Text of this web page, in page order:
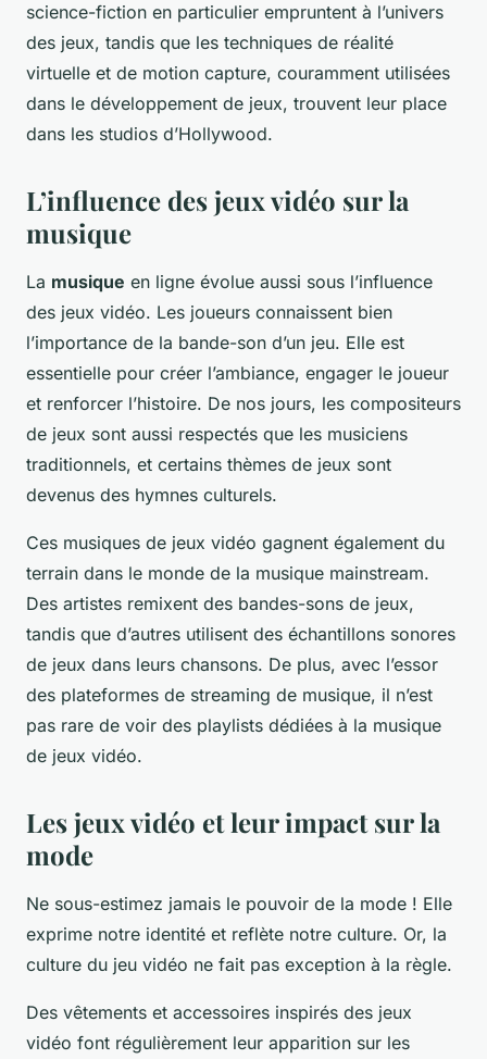
science-fiction en particulier empruntent à l’univers
des jeux, tandis que les techniques de réalité
virtuelle et de motion capture, couramment utilisées
dans le développement de jeux, trouvent leur place
dans les studios d’Hollywood.
L’influence des jeux vidéo sur la
musique
La musique en ligne évolue aussi sous l’influence
des jeux vidéo. Les joueurs connaissent bien
l’importance de la bande-son d’un jeu. Elle est
essentielle pour créer l’ambiance, engager le joueur
et renforcer l’histoire. De nos jours, les compositeurs
de jeux sont aussi respectés que les musiciens
traditionnels, et certains thèmes de jeux sont
devenus des hymnes culturels.
Ces musiques de jeux vidéo gagnent également du
terrain dans le monde de la musique mainstream.
Des artistes remixent des bandes-sons de jeux,
tandis que d’autres utilisent des échantillons sonores
de jeux dans leurs chansons. De plus, avec l’essor
des plateformes de streaming de musique, il n’est
pas rare de voir des playlists dédiées à la musique
de jeux vidéo.
Les jeux vidéo et leur impact sur la
mode
Ne sous-estimez jamais le pouvoir de la mode ! Elle
exprime notre identité et reflète notre culture. Or, la
culture du jeu vidéo ne fait pas exception à la règle.
Des vêtements et accessoires inspirés des jeux
vidéo font régulièrement leur apparition sur les